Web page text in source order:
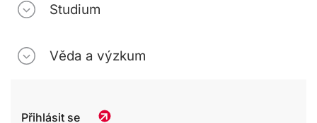
Studium
Věda a výzkum
Přihlásit se